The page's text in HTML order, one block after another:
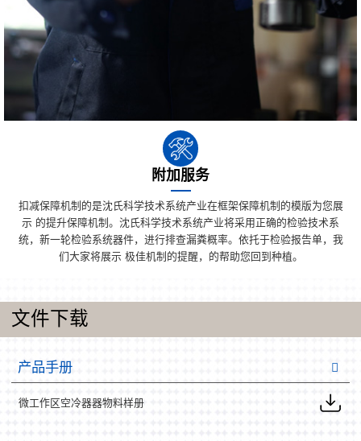
附加服务
扣减保障机制的是沈氏科学技术系统产业在框架保障机制的模版为您展
示 的提升保障机制。沈氏科学技术系统产业将采用正确的检验技术系
统，新一轮检验系统器件，进行排查漏粪概率。依托于检验报告单，我
们大家将展示 极佳机制的提醒，的帮助您回到种植。
文件下载
产品手册
微工作区空冷器器物料样册